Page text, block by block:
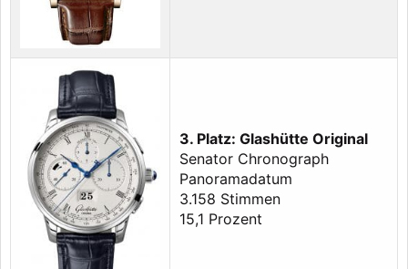
3. Platz: Glashütte Original
Senator Chronograph
Panoramadatum
3.158 Stimmen
15,1 Prozent